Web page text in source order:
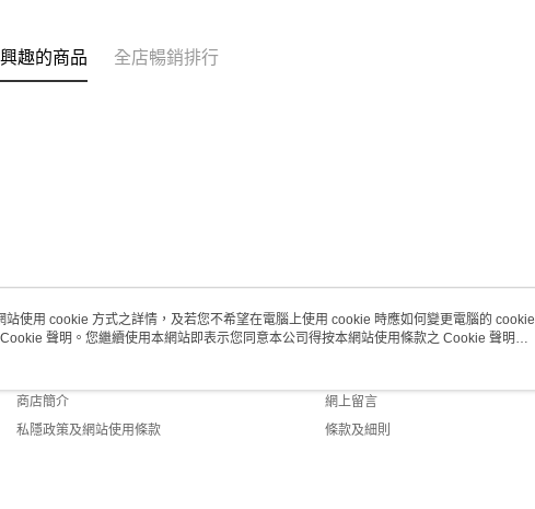
趣的商品 全店暢銷排行
關於我們
商店簡介
私隱政策及網站使用條款
客戶服務
網上留言
條款及細則
使用 cookie 方式之詳情，及若您不希望在電腦上使用 cookie 時應如何變更電腦的 cookie
Cookie 聲明。您繼續使用本網站即表示您同意本公司得按本網站使用條款之 Cookie 聲明使